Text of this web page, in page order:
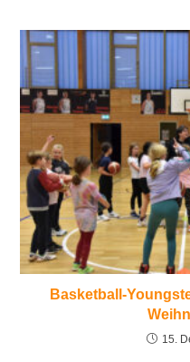
Basketball-
15.